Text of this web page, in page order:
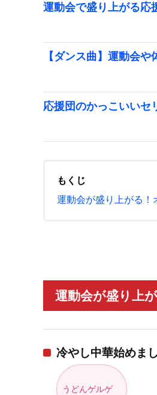
運動会で盛り上がる応
【ダンス曲】運動会
応援団のかっこいいセ
もくじ
運動会が盛り上がる！
運動会が盛り上
冷やし中華始めま
うどんゲルゲ